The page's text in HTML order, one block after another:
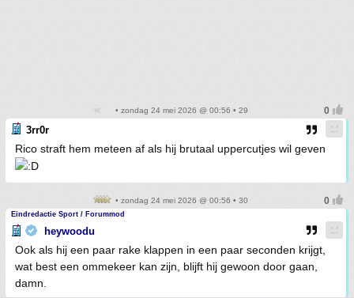
• zondag 24 mei 2026 @ 00:56 • 29
3rr0r
Rico straft hem meteen af als hij brutaal uppercutjes wil geven
• zondag 24 mei 2026 @ 00:56 • 30
Eindredactie Sport / Forummod
heywoodu
Ook als hij een paar rake klappen in een paar seconden krijgt,
wat best een ommekeer kan zijn, blijft hij gewoon door gaan,
damn.